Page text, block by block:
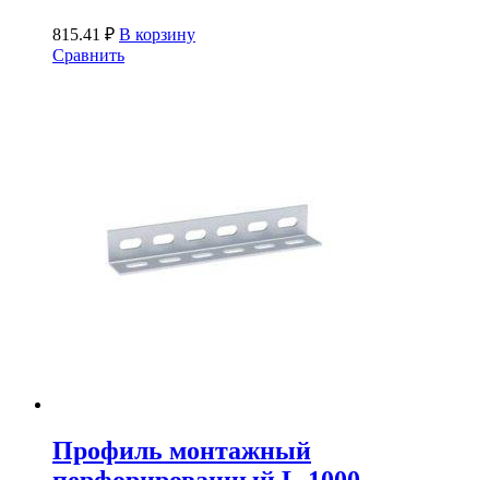
815.41 ₽ В корзину
Сравнить
Профиль монтажный